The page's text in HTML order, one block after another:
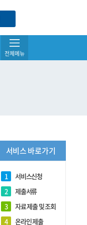
전체메뉴
서비스 바로가기
1
서비스신청
2
제출서류
3
자료 제출 및 조회
4
온라인 제출